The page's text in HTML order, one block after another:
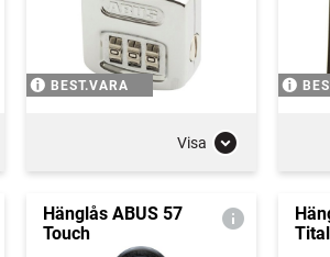
BEST.VARA
Visa
Hänglås ABUS 57
Touch